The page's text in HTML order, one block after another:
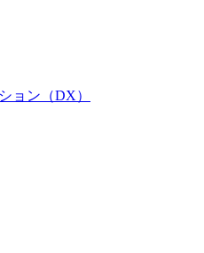
ョン（DX）